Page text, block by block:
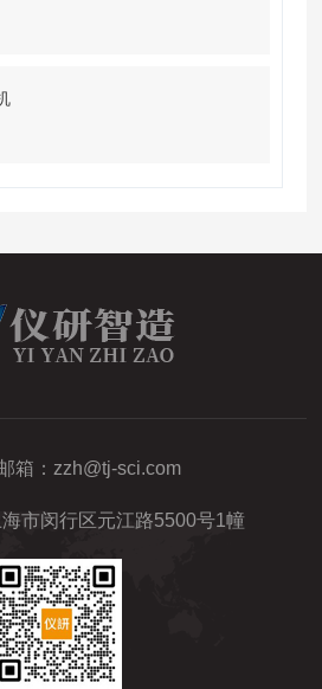
箱： zzh@tj-sci.com
市闵行区元江路5500号1幢